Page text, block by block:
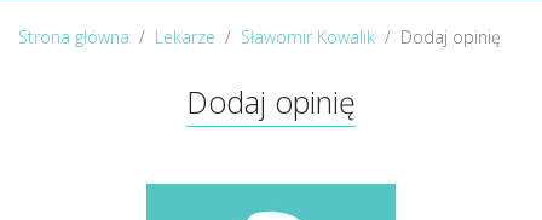
Strona główna Lekarze Sławomir Kowalik Dodaj opinię
Dodaj opinię